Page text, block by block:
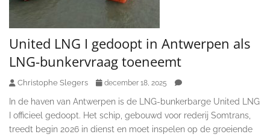
United LNG I gedoopt in Antwerpen als
LNG-bunkervraag toeneemt
Christophe Slegers december 18, 2025
In de haven van Antwerpen is de LNG-bunkerbarge United LNG
I officieel gedoopt. Het schip, gebouwd voor rederij Somtrans,
treedt begin 2026 in dienst en moet inspelen op de groeiende